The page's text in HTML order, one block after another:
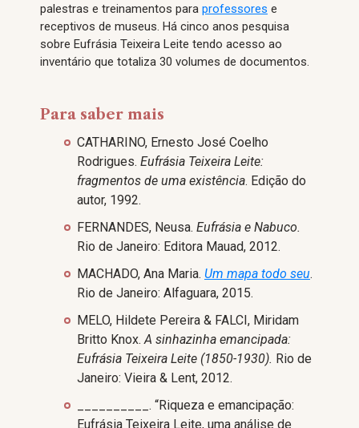
palestras e treinamentos para professores e
receptivos de museus. Há cinco anos pesquisa
sobre Eufrásia Teixeira Leite tendo acesso ao
inventário que totaliza 30 volumes de documentos.
Para saber mais
CATHARINO, Ernesto José Coelho
Rodrigues. Eufrásia Teixeira Leite:
fragmentos de uma existência. Edição do
autor, 1992.
FERNANDES, Neusa. Eufrásia e Nabuco.
Rio de Janeiro: Editora Mauad, 2012.
MACHADO, Ana Maria. Um mapa todo seu.
Rio de Janeiro: Alfaguara, 2015.
MELO, Hildete Pereira & FALCI, Miridam
Britto Knox.A sinhazinha emancipada:
Eufrásia Teixeira Leite (1850-1930). Rio de
Janeiro: Vieira & Lent, 2012.
__________. “Riqueza e emancipação:
Eufrásia Teixeira Leite, uma análise de